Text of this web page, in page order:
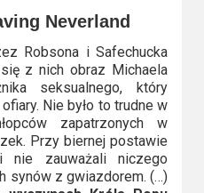
Neverland
Robsona i Safechucka
z nich obraz Michaela
seksualnego, który
Nie było to trudne w
zapatrzonych w
Przy biernej postawie
nie zauważali niczego
synów z gwiazdorem. (…)